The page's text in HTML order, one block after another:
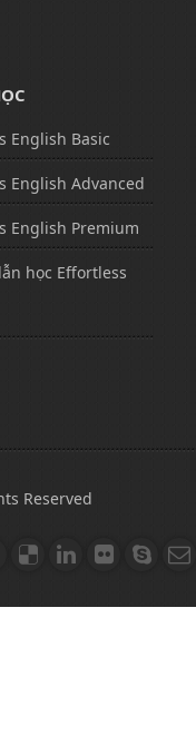
English Basic
English Advanced
English Premium
học Effortless
Reserved